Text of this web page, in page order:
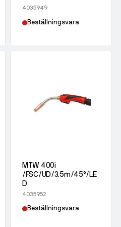
4035949
Beställningsvara
MTW 400i
/FSC/UD/3.5m/45°/LE
D
4035952
Beställningsvara